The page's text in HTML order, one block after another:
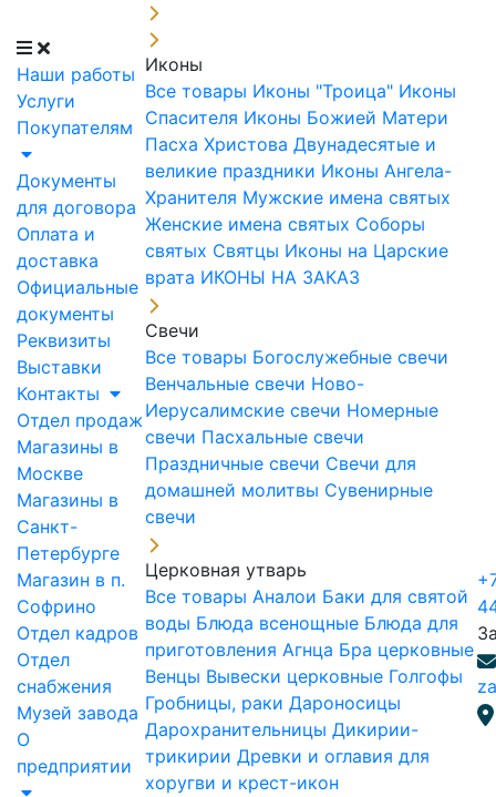
Наши работы
Услуги
Покупателям
Документы
для договора
Оплата и
доставка
Официальные
документы
Реквизиты
Выставки
Контакты
Отдел продаж
Магазины в
Москве
Магазины в
Санкт-
Петербурге
Магазин в п.
Софрино
Отдел кадров
Отдел
снабжения
Музей завода
О
предприятии
Иконы
Все товары Иконы "Троица" Иконы
Спасителя Иконы Божией Матери
Пасха Христова Двунадесятые и
великие праздники Иконы Ангела-
Хранителя Мужские имена святых
Женские имена святых Соборы
святых Святцы Иконы на Царские
врата ИКОНЫ НА ЗАКАЗ
Свечи
Все товары Богослужебные свечи
Венчальные свечи Ново-
Иерусалимские свечи Номерные
свечи Пасхальные свечи
Праздничные свечи Свечи для
домашней молитвы Сувенирные
свечи
Церковная утварь
Все товары Аналои Баки для святой
воды Блюда всенощные Блюда для
приготовления Агнца Бра церковные
Венцы Вывески церковные Голгофы
Гробницы, раки Дароносицы
Дарохранительницы Дикирии-
трикирии Древки и оглавия для
хоругви и крест-икон